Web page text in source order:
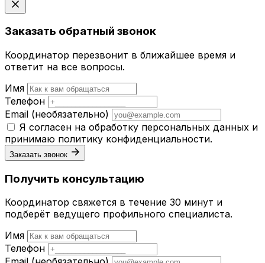
Заказать обратный звонок
Координатор перезвонит в ближайшее время и
ответит на все вопросы.
Имя
Телефон
Email (необязательно)
Я согласен на обработку персональных данных и
принимаю политику конфиденциальности.
Заказать звонок
Получить консультацию
Координатор свяжется в течение 30 минут и
подберёт ведущего профильного специалиста.
Имя
Телефон